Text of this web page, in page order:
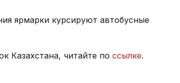
ярмарки курсируют автобусные
Казахстана, читайте по ссылке.